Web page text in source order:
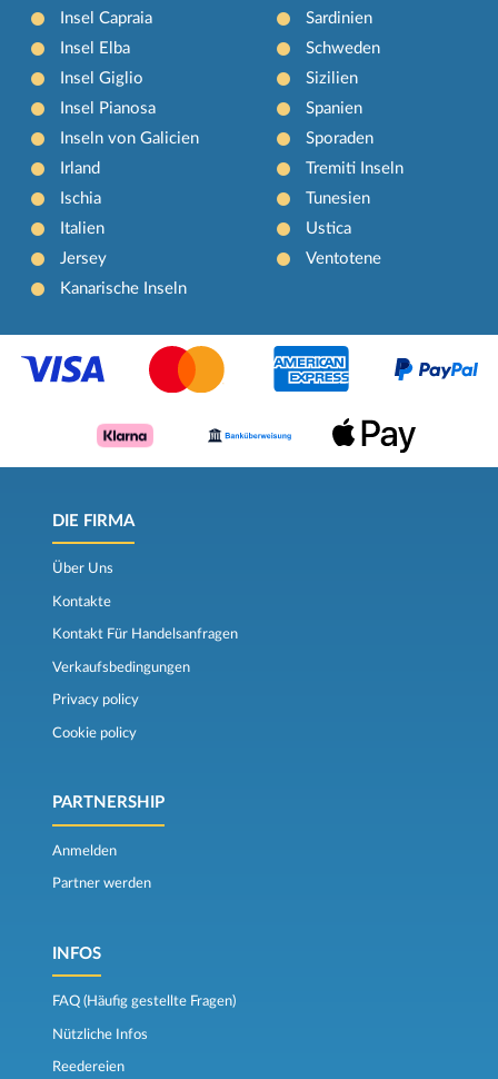
Insel Capraia
Insel Elba
Insel Giglio
Insel Pianosa
Inseln von Galicien
Irland
Ischia
Italien
Jersey
Kanarische Inseln
Sardinien
Schweden
Sizilien
Spanien
Sporaden
Tremiti Inseln
Tunesien
Ustica
Ventotene
DIE FIRMA
Über Uns
Kontakte
Kontakt Für Handelsanfragen
Verkaufsbedingungen
Privacy policy
Cookie policy
PARTNERSHIP
Anmelden
Partner werden
INFOS
FAQ (Häufig gestellte Fragen)
Nützliche Infos
Reedereien